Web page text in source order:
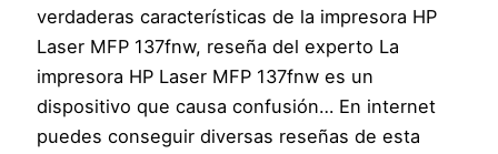
verdaderas características de la impresora HP
Laser MFP 137fnw, reseña del experto La
impresora HP Laser MFP 137fnw es un
dispositivo que causa confusión… En internet
puedes conseguir diversas reseñas de esta